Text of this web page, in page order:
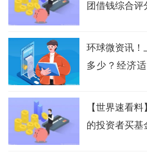
团借钱综合评
环球微资讯！
多少？经济
【世界速看
的投资者买基